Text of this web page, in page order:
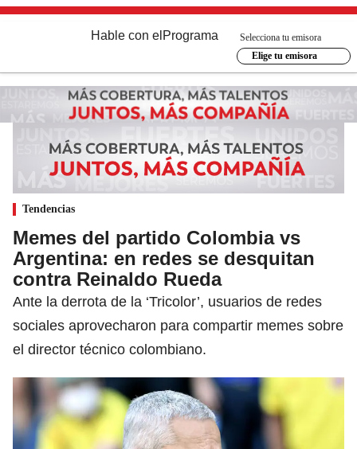
Hable con el Programa
Selecciona tu emisora
Elige tu emisora
Tendencias
Memes del partido Colombia vs
Argentina: en redes se desquitan
contra Reinaldo Rueda
Ante la derrota de la ‘Tricolor’, usuarios de redes
sociales aprovecharon para compartir memes sobre
el director técnico colombiano.